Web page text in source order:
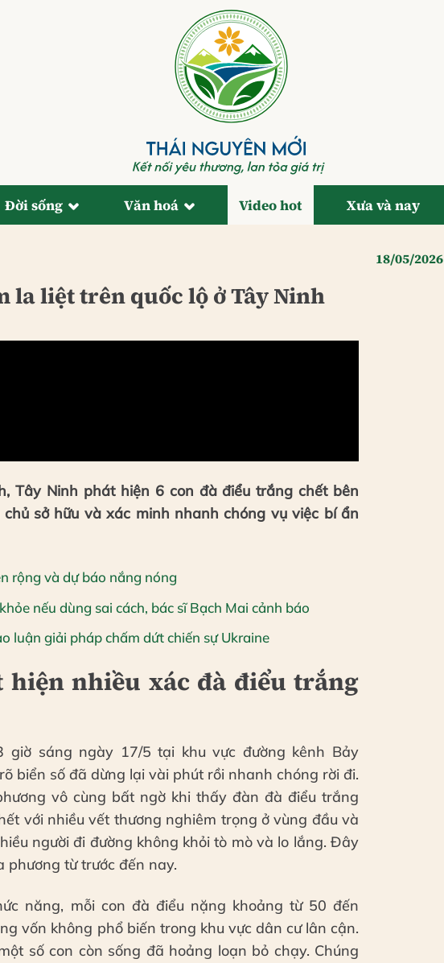
Đời sống Văn hoá Video hot Xưa và nay
18/05/2026
la liệt trên quốc lộ ở Tây Ninh
Tây Ninh phát hiện 6 con đà điểu trắng chết bên
sở hữu và xác minh nhanh chóng vụ việc bí ẩn
rộng và dự báo nắng nóng
nếu dùng sai cách, bác sĩ Bạch Mai cảnh báo
luận giải pháp chấm dứt chiến sự Ukraine
nhiều xác đà điểu trắng
giờ sáng ngày 17/5 tại khu vực đường kênh Bảy
biển số đã dừng lại vài phút rồi nhanh chóng rời đi.
vô cùng bất ngờ khi thấy đàn đà điểu trắng
với nhiều vết thương nghiêm trọng ở vùng đầu và
người đi đường không khỏi tò mò và lo lắng. Đây
phương từ trước đến nay.
năng, mỗi con đà điểu nặng khoảng từ 50 đến
vốn không phổ biến trong khu vực dân cư lân cận.
số con còn sống đã hoảng loạn bỏ chạy. Chúng